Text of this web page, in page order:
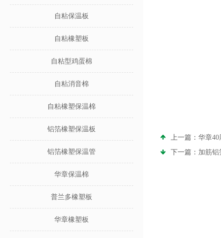
自粘保温板
自粘橡塑板
自粘型鸡蛋棉
自粘消音棉
自粘橡塑保温棉
铝箔橡塑保温板
铝箔橡塑保温管
华章保温棉
普兰多橡塑板
华章橡塑板
上一篇： 华章
下一篇： 加筋铝